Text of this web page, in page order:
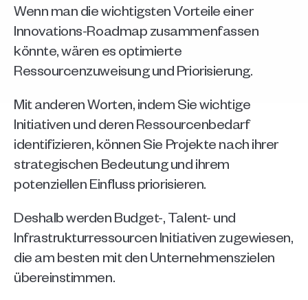
Wenn man die wichtigsten Vorteile einer
Innovations-Roadmap zusammenfassen
könnte, wären es optimierte
Ressourcenzuweisung und Priorisierung.
Mit anderen Worten, indem Sie wichtige
Initiativen und deren Ressourcenbedarf
identifizieren, können Sie Projekte nach ihrer
strategischen Bedeutung und ihrem
potenziellen Einfluss priorisieren.
Deshalb werden Budget-, Talent- und
Infrastrukturressourcen Initiativen zugewiesen,
die am besten mit den Unternehmenszielen
übereinstimmen.